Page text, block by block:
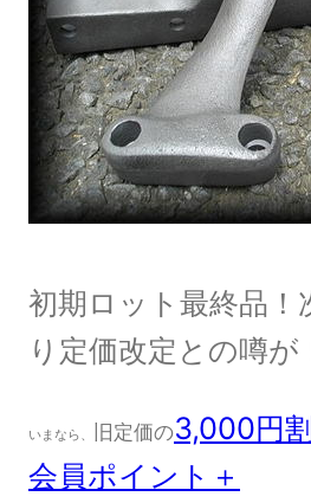
初期ロット最終品！
り定価改定との噂が
いまなら、 旧定価の3,000円
会員ポイント＋